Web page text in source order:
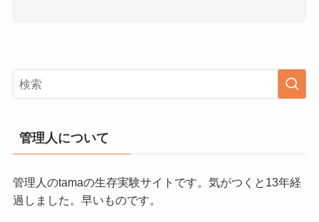
管理人について
管理人のtamaの生存実験サイトです。気がつくと13年経
過しました。早いものです。